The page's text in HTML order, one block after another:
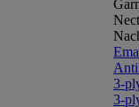
3-
3-